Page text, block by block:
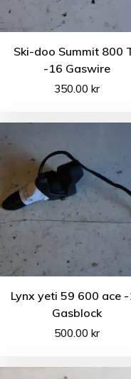
Ski-doo Summit 800
-16 Gaswire
350.00kr
Lynx yeti 59 600 ace
Gasblock
500.00kr